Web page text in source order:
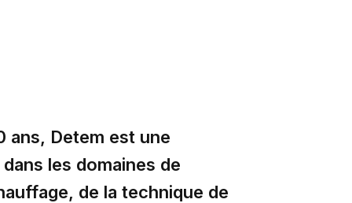
ans, Detem est une
les domaines de
de la technique de